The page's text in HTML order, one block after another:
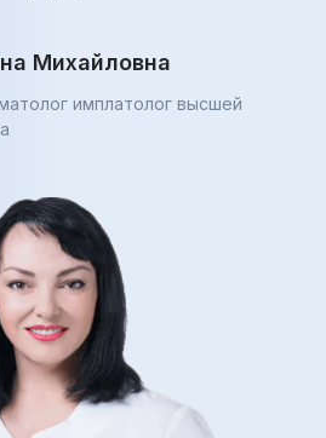
Михайловна
имплатолог высшей